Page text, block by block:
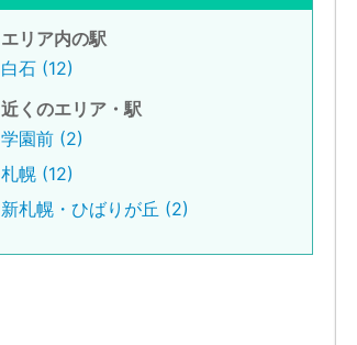
エリア内の駅
白石 (12)
近くのエリア・駅
学園前 (2)
札幌 (12)
新札幌・ひばりが丘 (2)